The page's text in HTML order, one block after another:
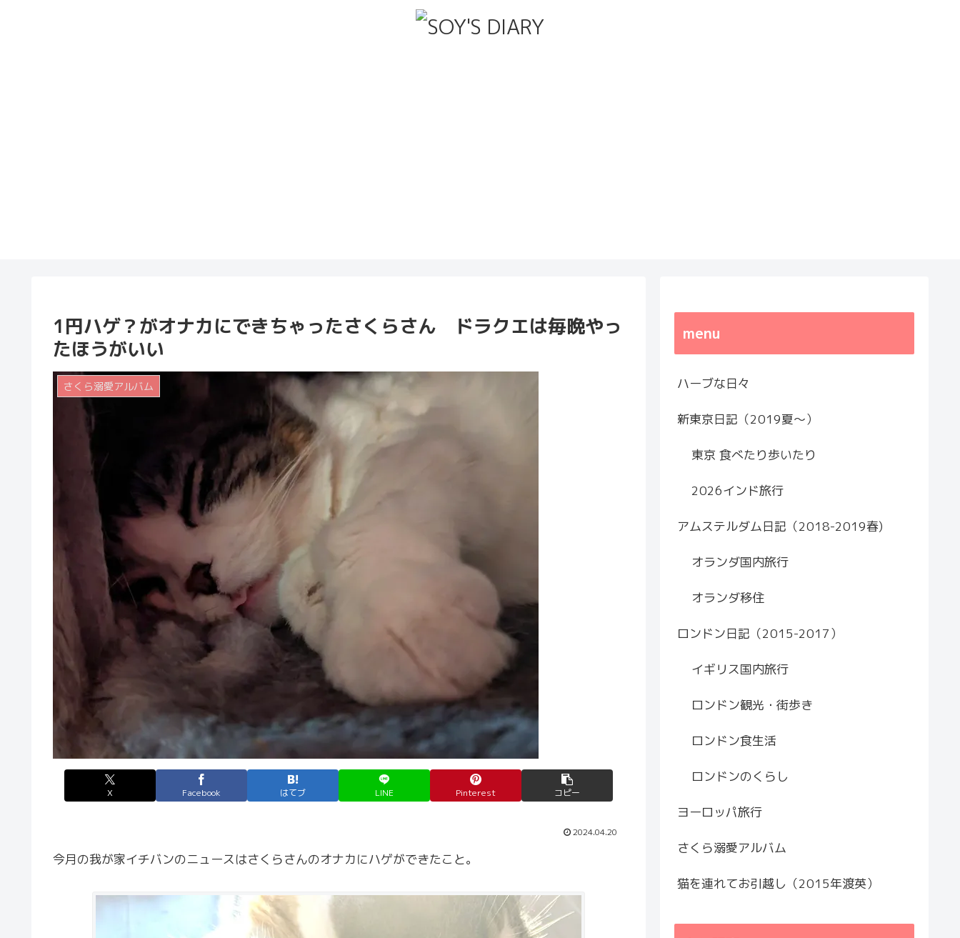
1円ハゲ？がオナカにできちゃったさくらさん ドラクエは毎晩やっ
たほうがいい
さくら溺愛アルバム
X Facebook はてブ LINE Pinterest コピー
2024.04.20
今月の我が家イチバンのニュースはさくらさんのオナカにハゲができたこと。
menu
ハーブな日々
新東京日記（2019夏～）
東京 食べたり歩いたり
2026インド旅行
アムステルダム日記（2018-2019春)
オランダ国内旅行
オランダ移住
ロンドン日記（2015-2017）
イギリス国内旅行
ロンドン観光・街歩き
ロンドン食生活
ロンドンのくらし
ヨーロッパ旅行
さくら溺愛アルバム
猫を連れてお引越し（2015年渡英）